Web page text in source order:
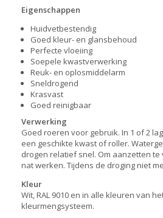
Eigenschappen
Huidvetbestendig
Goed kleur- en glansbehoud
Perfecte vloeiing
Soepele kwastverwerking
Reuk- en oplosmiddelarm
Sneldrogend
Krasvast
Goed reinigbaar
Verwerking
Goed roeren voor gebruik. In 1 of 2
een geschikte kwast of roller.
drogen relatief snel. Om aanzetten
nat werken. Tijdens de droging niet
Kleur
Wit, RAL 9010 en in alle kleuren van
kleurmengsysteem.